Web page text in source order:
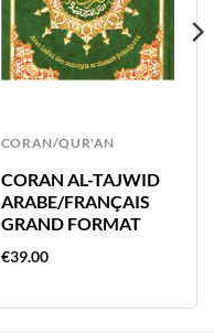
CORAN/QUR'AN
CORAN AL-TAJWID
ARABE/FRANÇAIS
GRAND FORMAT
€39.00